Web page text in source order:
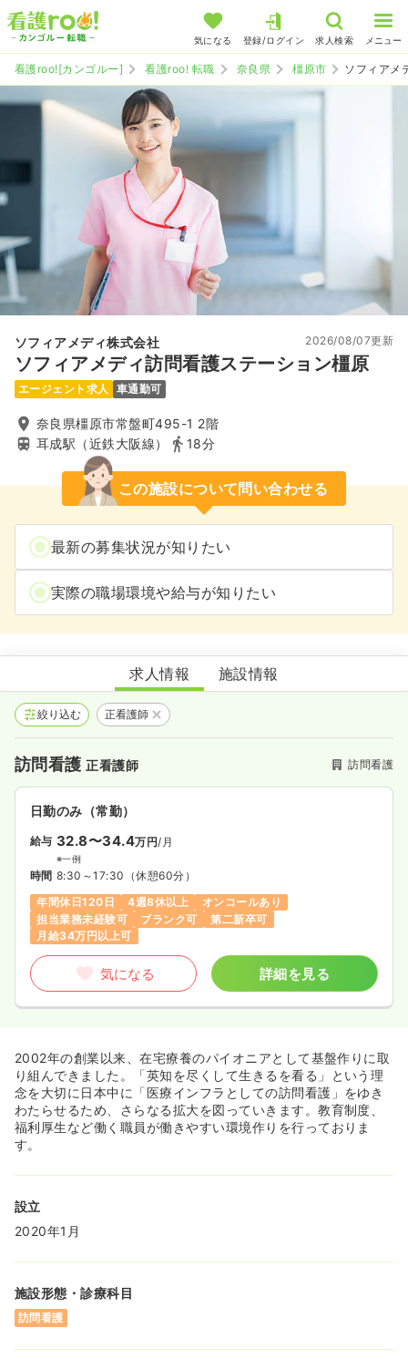
気になる 登録/ログイン 求人検索 メニュー
看護roo![カンゴルー] 看護roo! 転職 奈良県 橿原市 ソフィアメ
ソフィアメディ株式会社
ソフィアメディ訪問看護ステーション橿原
2026/08/07更新
エージェント求人 車通勤可
奈良県橿原市常盤町495-1 2階
耳成駅（近鉄大阪線）
18分
この施設について問い合わせる
最新の募集状況が知りたい
実際の職場環境や給与が知りたい
ソフィアメディ訪問看護ステーション橿原
求人情報 施設情報
絞り込む 正看護師
訪問看護正看護師 訪問看護
日勤のみ（常勤）
給与 32.8〜34.4万円/月
※一例
時間 8:30～17:30 （休憩60分）
年間休日120日
4週8休以上
オンコールあり
担当業務未経験可
ブランク可
第二新卒可
月給34万円以上可
気になる 詳細を見る
2002年の創業以来、在宅療養のパイオニアとして基盤作りに取
り組んできました。「英知を尽くして生きるを看る」という理
念を大切に日本中に「医療インフラとしての訪問看護」をゆき
わたらせるため、さらなる拡大を図っていきます。教育制度、
福利厚生など働く職員が働きやすい環境作りを行っておりま
す。
設立
2020年1月
施設形態・診療科目
訪問看護